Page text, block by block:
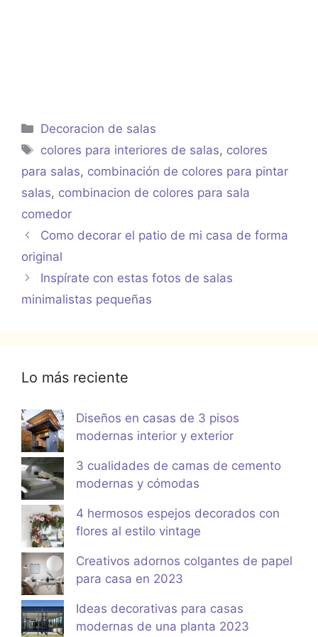
Categorías
Decoracion de salas
Etiquetas
colores para interiores de salas, colores
para salas, combinación de colores para pintar
salas, combinacion de colores para sala
comedor
Como decorar el patio de mi casa de forma
original
Inspírate con estas fotos de salas
minimalistas pequeñas
Lo más reciente
Diseños en casas de 3 pisos
modernas interior y exterior
3 cualidades de camas de cemento
modernas y cómodas
4 hermosos espejos decorados con
flores al estilo vintage
Creativos adornos colgantes de papel
para casa en 2023
Ideas decorativas para casas
modernas de una planta 2023